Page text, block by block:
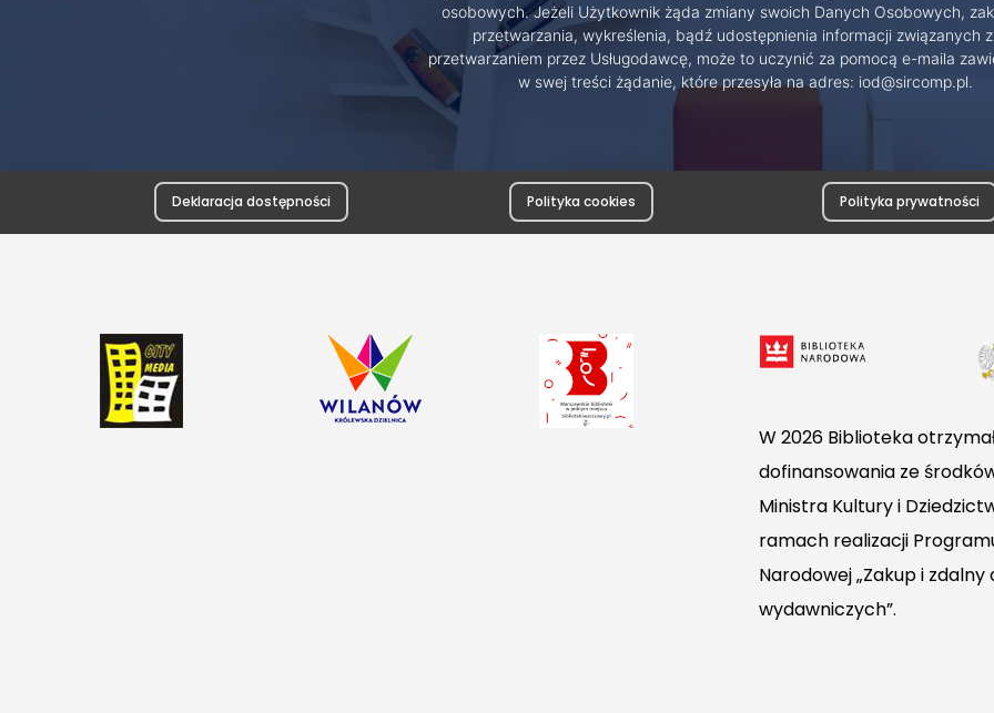
osobowych. Jeżeli Użytkownik żąda zmiany swoich Danych Osobowych,
przetwarzania, wykreślenia, bądź udostępnienia informacji związanych
przetwarzaniem przez Usługodawcę, może to uczynić za pomocą e-maila
w swej treści żądanie, które przesyła na adres: iod@sircomp.pl.
Deklaracja dostępności Polityka cookies Polityka prywatności
W 2026 Biblioteka
dofinansowania ze
Ministra Kultury i
ramach realizacji
Narodowej „Zakup i
wydawniczych”.